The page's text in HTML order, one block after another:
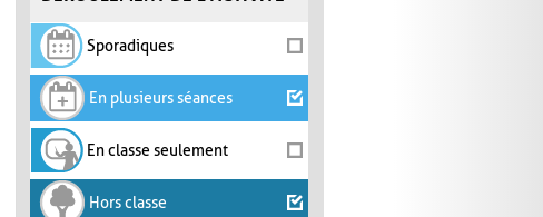
Sporadiques
En plusieurs séances
En classe seulement
Hors classe